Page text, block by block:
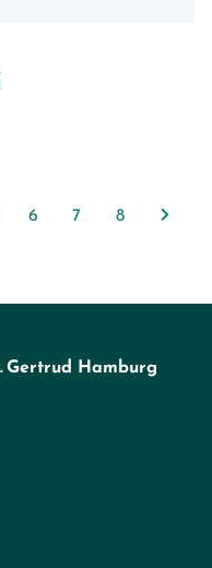
6 7 8
Gertrud Hamburg